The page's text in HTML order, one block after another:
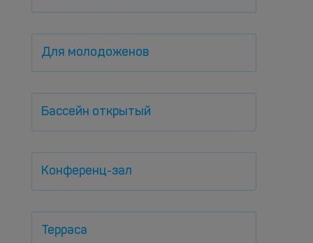
Для молодоженов
Бассейн открытый
Конференц-зал
Терраса